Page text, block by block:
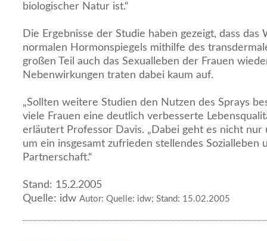
biologischer Natur ist.“
Die Ergebnisse der Studie haben gezeigt, dass
normalen Hormonspiegels mithilfe des
großen Teil auch das Sexualleben der Frauen
Nebenwirkungen traten dabei kaum auf.
„Sollten weitere Studien den Nutzen des Sprays
viele Frauen eine deutlich verbesserte
erläutert Professor Davis. „Dabei geht es nicht nur
um ein insgesamt zufrieden stellendes Sozialleben
Partnerschaft.“
Stand: 15.2.2005
Quelle: idw Autor: Quelle: idw; Stand: 15.02.2005